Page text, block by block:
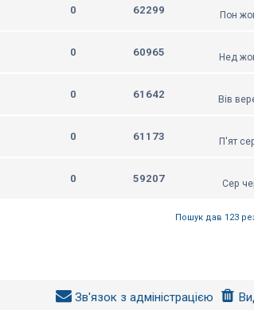
0 62299
Пон
0 60965
Нед
0 61642
Вів
0 61173
П'ят
0 59207
Сер
Пошук дав 123
Зв'язок з адміністрацією